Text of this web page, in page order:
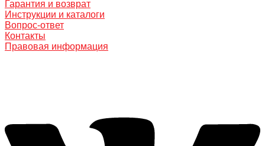
Гарантия и возврат
Инструкции и каталоги
Вопрос-ответ
Контакты
Правовая информация